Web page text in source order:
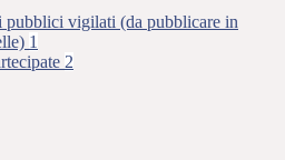
pubblici vigilati (da pubblicare in
1
2